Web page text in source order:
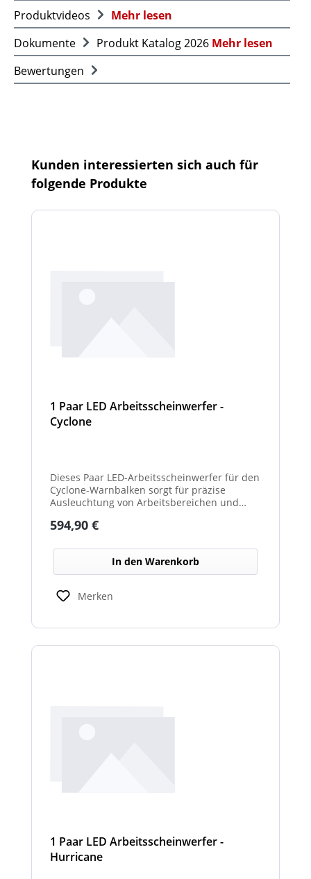
Produktvideos
Mehr lesen
Dokumente
Produkt Katalog 2026 Mehr lesen
Bewertungen
Produktgalerie überspringen
Kunden interessierten sich auch für
folgende Produkte
1 Paar LED Arbeitsscheinwerfer -
Cyclone
Dieses Paar LED-Arbeitsscheinwerfer für den
Cyclone-Warnbalken sorgt für präzise
Ausleuchtung von Arbeitsbereichen und
schlechten Lichtverhältnissen.
Regulärer Preis:
594,90 €
In den Warenkorb
Merken
1 Paar LED Arbeitsscheinwerfer -
Hurricane